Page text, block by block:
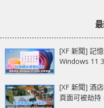
[XF 新聞] 記
Windows 11
[XF 新聞] 酒
頁面可被劫持